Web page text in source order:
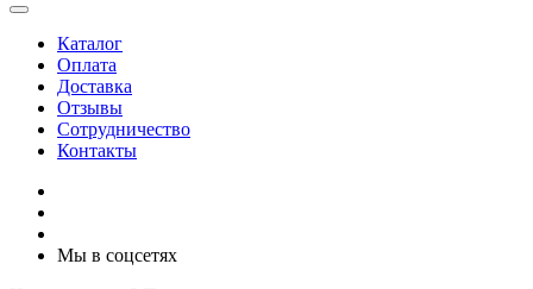
Каталог
Оплата
Доставка
Отзывы
Сотрудничество
Контакты
Мы в соцсетях